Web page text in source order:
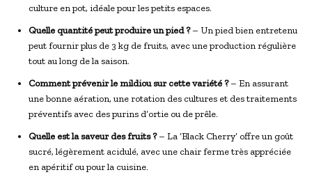
culture en pot, idéale pour les petits espaces.
Quelle quantité peut produire un pied ?– Un pied bien entretenu
peut fournir plus de 3 kg de fruits, avec une production régulière
tout au long de la saison.
Comment prévenir le mildiou sur cette variété ?– En assurant
une bonne aération, une rotation des cultures et des traitements
préventifs avec des purins d’ortie ou de prêle.
Quelle est la saveur des fruits ?– La ‘Black Cherry’ offre un goût
sucré, légèrement acidulé, avec une chair ferme très appréciée
en apéritif ou pour la cuisine.